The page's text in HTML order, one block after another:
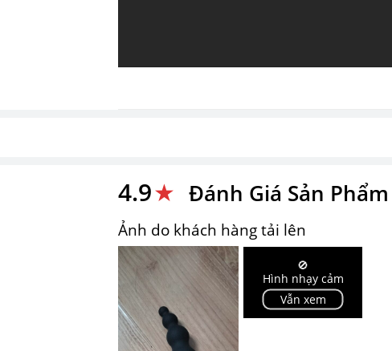
4.9★ Đánh Giá Sản Phẩm
Ảnh do khách hàng tải lên
🚫
Hình nhạy cảm
Vẫn xem